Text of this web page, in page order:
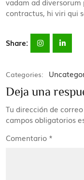
contractus, hi viri qui
Share:
Categories:
Deja una
Tu dirección de
campos obligatorios
Comentario *